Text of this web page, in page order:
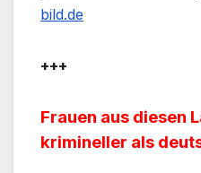
bild.de
+++
Frauen aus diesen
krimineller als